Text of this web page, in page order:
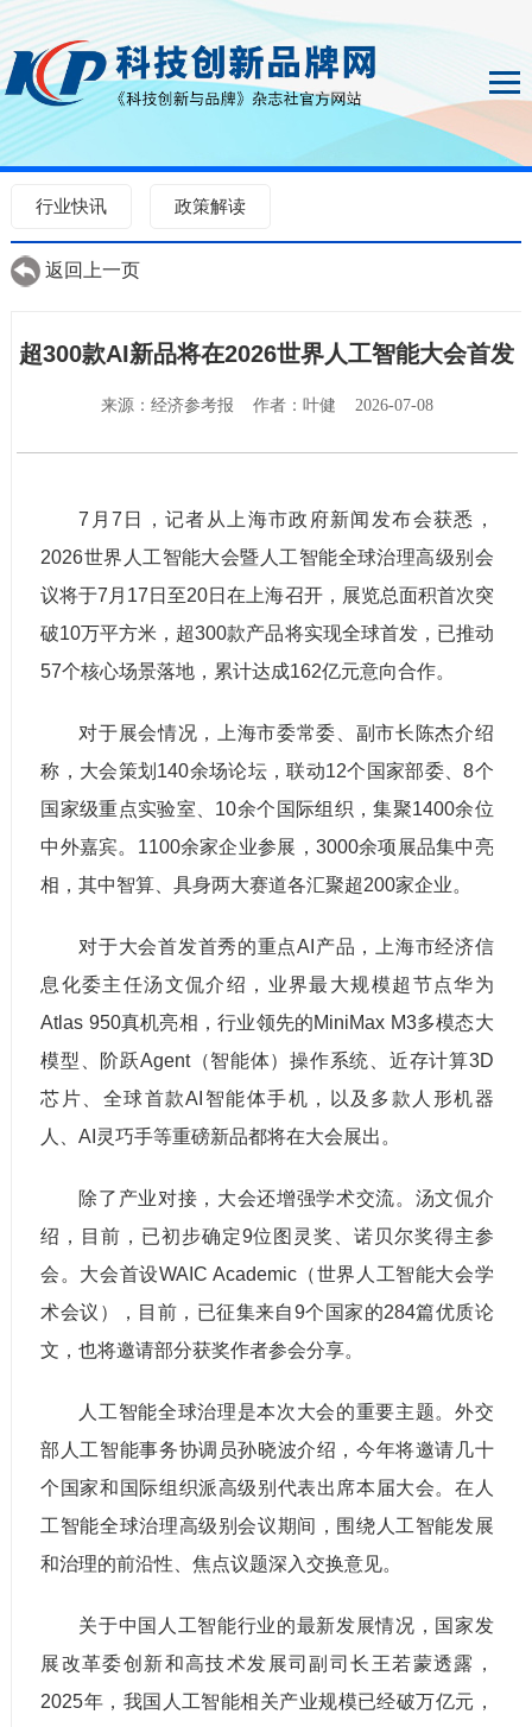
行业快讯 政策解读
返回上一页
超300款AI新品将在2026世界人工智能大会首发
来源：经济参考报 作者：叶健 2026-07-08
7月7日，记者从上海市政府新闻发布会获悉，
2026世界人工智能大会暨人工智能全球治理高级别会
议将于7月17日至20日在上海召开，展览总面积首次突
破10万平方米，超300款产品将实现全球首发，已推动
57个核心场景落地，累计达成162亿元意向合作。
对于展会情况，上海市委常委、副市长陈杰介绍
称，大会策划140余场论坛，联动12个国家部委、8个
国家级重点实验室、10余个国际组织，集聚1400余位
中外嘉宾。1100余家企业参展，3000余项展品集中亮
相，其中智算、具身两大赛道各汇聚超200家企业。
对于大会首发首秀的重点AI产品，上海市经济信
息化委主任汤文侃介绍，业界最大规模超节点华为
Atlas 950真机亮相，行业领先的MiniMax M3多模态大
模型、阶跃Agent（智能体）操作系统、近存计算3D
芯片、全球首款AI智能体手机，以及多款人形机器
人、AI灵巧手等重磅新品都将在大会展出。
除了产业对接，大会还增强学术交流。汤文侃介
绍，目前，已初步确定9位图灵奖、诺贝尔奖得主参
会。大会首设WAIC Academic（世界人工智能大会学
术会议），目前，已征集来自9个国家的284篇优质论
文，也将邀请部分获奖作者参会分享。
人工智能全球治理是本次大会的重要主题。外交
部人工智能事务协调员孙晓波介绍，今年将邀请几十
个国家和国际组织派高级别代表出席本届大会。在人
工智能全球治理高级别会议期间，围绕人工智能发展
和治理的前沿性、焦点议题深入交换意见。
关于中国人工智能行业的最新发展情况，国家发
展改革委创新和高技术发展司副司长王若蒙透露，
2025年，我国人工智能相关产业规模已经破万亿元，